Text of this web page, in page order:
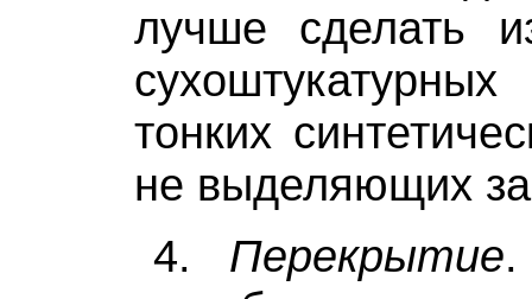
лучше сделать
тонких
не выделяющих
4. Перекрытие